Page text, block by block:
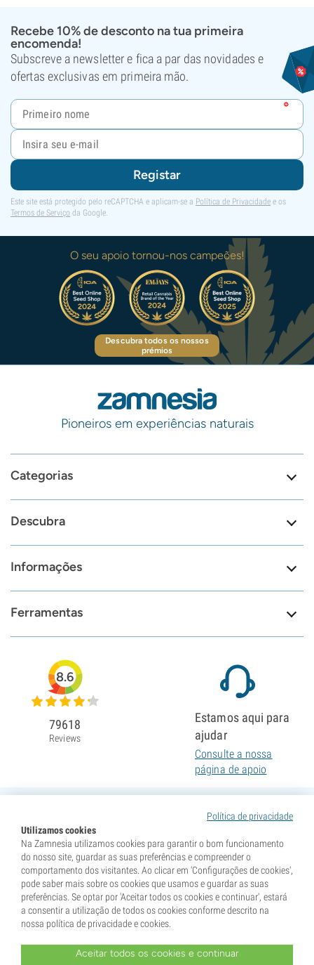
Recebe 10% de desconto na tua primeira
encomenda!
Subscreve a newsletter e fica a par das novidades e
ofertas exclusivas em primeira mão.
Registar
Este site está protegido pelo reCAPTCHA e aplicam-se a Política de Privacidade e os
Termos de Serviço da Google.
O seu apoio tornou-nos campeões!
Descubra todos os nossos
prémios
Pioneiros em experiências naturais
Categorias
Descubra
Informações
Ferramentas
Política de privacidade
Utilizamos cookies
Na Zamnesia utilizamos cookies para garantir o bom funcionamento
do nosso site, guardar as suas preferências e compreender o
comportamento dos visitantes. Ao clicar em 'Configurações de cookies',
pode saber mais sobre os cookies que usamos e guardar as suas
preferências. Se optar por 'Aceitar todos os cookies e continuar', estará
a consentir a utilização de todos os cookies conforme descrito na
nossa política de privacidade e cookies.
Aceitar todos os cookies e continuar
8.6
79618
Reviews
Estamos aqui para
ajudar
Consulte a nossa
página de apoio
* As sementes são vendidas como itens de colecionismo. A germinação das sementes é ilegal em